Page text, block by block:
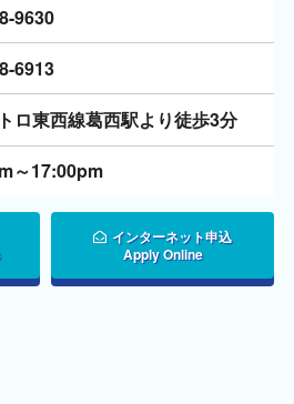
9630
6913
ロ東西線葛西駅より徒歩3分
～17:00pm
インターネット申込
Apply Online